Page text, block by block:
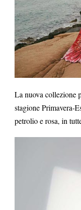
La nuova collezione
stagione Primavera-
petrolio e rosa, in